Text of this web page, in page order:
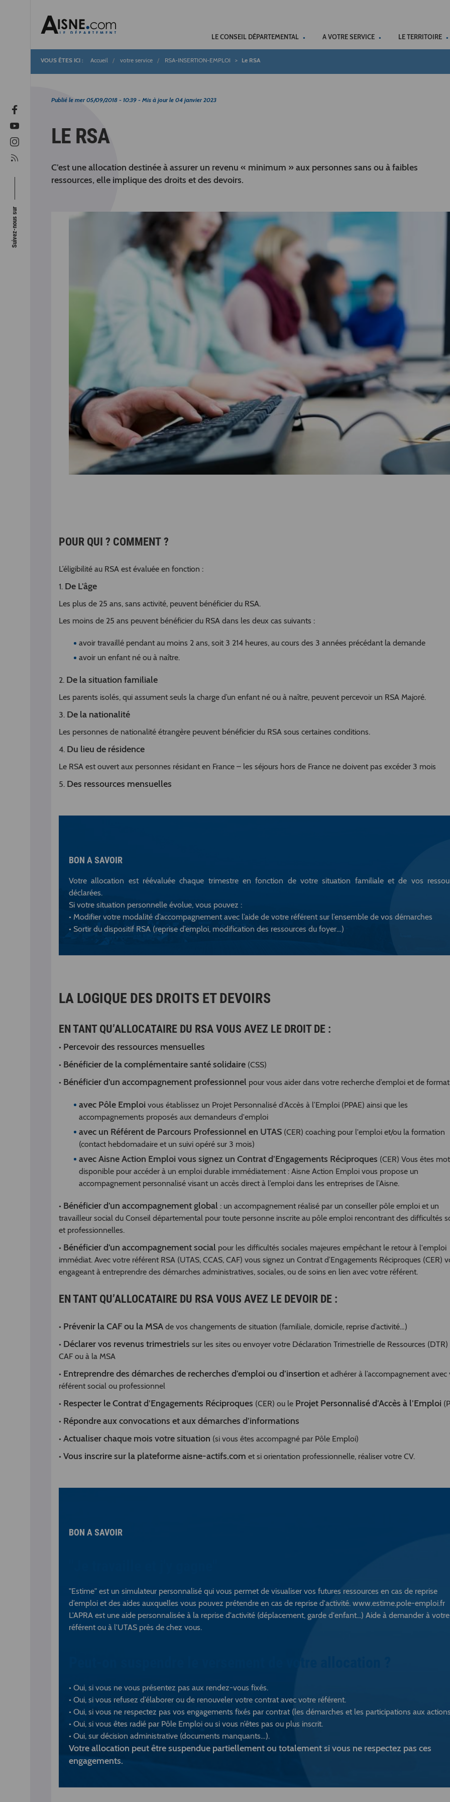
LE CONSEIL DÉPARTEMENTAL A VOTRE SERVICE LE TERRITOIRE
Fil
d'Ariane
Accueil votre service RSA-INSERTION-EMPLOI Le RSA
Publié le mer 05/09/2018 - 10:39 - Mis à jour le 04 janvier 2023
LE RSA
C’est une allocation destinée à assurer un revenu « minimum » aux personnes sans ou à faibles
ressources, elle implique des droits et des devoirs.
POUR QUI ? COMMENT ?
L’éligibilité au RSA est évaluée en fonc­tion :
1. De L’âge
Les plus de 25 ans, sans activité, peuvent bénéficier du RSA.
Les moins de 25 ans peuvent bénéficier du RSA dans les deux cas suivants :
avoir travaillé pendant au moins 2 ans, soit 3 214 heures, au cours des 3 années précédant la demande
avoir un enfant né ou à naître.
2. De la situation familiale
Les parents isolés, qui assument seuls la charge d’un enfant né ou à naître, peuvent percevoir un RSA Majoré.
3. De la nationalité
Les personnes de nationalité étrangère peuvent bénéficier du RSA sous cer­taines conditions.
4. Du lieu de résidence
Le RSA est ouvert aux personnes rési­dant en France – les séjours hors de France ne doivent pas excéder 3 mois
5. Des ressources mensuelles
BON A SAVOIR
Votre allocation est réévaluée chaque trimestre en fonction de votre situation familiale et de vos
déclarées.
Si votre situation personnelle évolue, vous pouvez :
• Modifier votre modalité d’accompagnement avec l’aide de votre référent sur l’ensemble de vos démarches
• Sortir du dispositif RSA (reprise d’emploi, modification des ressources du foyer…)
LA LOGIQUE DES DROITS ET DEVOIRS
EN TANT QU’ALLOCATAIRE DU RSA VOUS AVEZ LE DROIT DE :
• Percevoir des ressources mensuelles
• Bénéficier de la complémentaire santé solidaire (CSS)
• Bénéficier d’un accompagnement professionnel pour vous aider dans votre recherche d’emploi et de
avec Pôle Emploi vous établissez un Projet Personnalisé d’Accès à l’Emploi (PPAE) ainsi que les
accompagnements proposés aux demandeurs d'emploi
avec un Référent de Parcours Professionnel en UTAS (CER) coaching pour l'emploi et/ou la formation
(contact hebdomadaire et un suivi opéré sur 3 mois)
avec Aisne Action Emploi vous signez un Contrat d’Engagements Réciproques (CER) Vous êtes
disponible pour accéder à un emploi durable immédiatement : Aisne Action Emploi vous propose un
accompagnement personnalisé visant un accès direct à l’emploi dans les entreprises de l’Aisne.
• Bénéficier d’un accompagnement global : un accompagnement réalisé par un conseiller pôle emploi et un
travailleur social du Conseil départemental pour toute personne inscrite au pôle emploi rencontrant des difficultés
et professionnelles.
• Bénéficier d’un accompagnement social pour les difficultés sociales majeures empêchant le retour à l'emploi
immédiat. Avec votre référent RSA (UTAS, CCAS, CAF) vous signez un Contrat d’Engagements Réciproques (CER)
engageant à entreprendre des démarches administratives, sociales, ou de soins en lien avec votre référent.
EN TANT QU’ALLOCATAIRE DU RSA VOUS AVEZ LE DEVOIR DE :
• Prévenir la CAF ou la MSA de vos changements de situation (familiale, domicile, reprise d’activité…)
• Déclarer vos revenus trimestriels sur les sites ou envoyer votre Déclaration Trimestrielle de Ressources (DTR)
CAF ou à la MSA
• Entreprendre des démarches de recherches d’emploi ou d’insertion et adhérer à l’accompagnement avec
référent social ou professionnel
• Respecter le Contrat d’Engagements Réciproques (CER) ou le Projet Personnalisé d’Accès à l’Emploi
• Répondre aux convocations et aux démarches d’informations
• Actualiser chaque mois votre situation (si vous êtes accompagné par Pôle Emploi)
• Vous inscrire sur la plateforme aisne-actifs.com et si orientation professionnelle, réaliser votre CV.
BON A SAVOIR
"Estime" est un simulateur personnalisé qui vous permet de visualiser vos futures ressources en cas de reprise
d’emploi et des aides auxquelles vous pouvez prétendre en cas de reprise d'activité. www.estime.pole-emploi.fr
L'APRA est une aide personnalisée à la reprise d'activité (déplacement, garde d'enfant...) Aide à demander à votre
référent ou à l'UTAS près de chez vous.
• Oui, si vous ne vous présentez pas aux rendez-vous fixés.
• Oui, si vous refusez d’élaborer ou de renouveler votre contrat avec votre référent.
• Oui, si vous ne respectez pas vos engagements fixés par contrat (les démarches et les participations aux
• Oui, si vous êtes radié par Pôle Em­ploi ou si vous n’êtes pas ou plus inscrit.
• Oui, sur décision administrative (do­cuments manquants…).
Votre allocation peut être suspendue partiellement ou totalement si vous ne respec­tez pas ces
engagements.